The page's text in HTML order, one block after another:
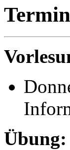
Übung: